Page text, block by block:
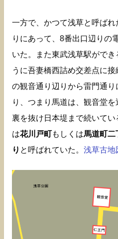
一方で、かつて浅草と呼ば
りにあって、8番出口辺りの
いた。また東武浅草駅がで
うに吾妻橋西詰め交差点に
の観音通り辺りから雷門通
り、つまり馬道は、観音堂
裏を抜け日本堤まで続いてい
は花川戸町もしくは馬道町二
り と呼ばれていた。 浅草古地